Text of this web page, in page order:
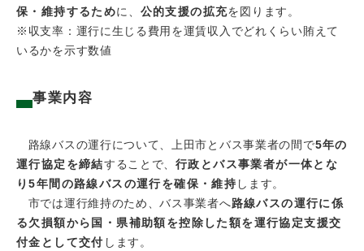
保・維持するために、 公的支援の拡充を図ります。
※収支率：運行に生じる費用を運賃収入でどれくらい賄えて
いるかを示す数値
事業内容
路線バスの運行について、上田市とバス事業者の間で5年の
運行協定を締結することで、行政とバス事業者が一体とな
り5年間の路線バスの運行を確保・維持 します。
市では運行維持のため、バス事業者へ路線バスの運行に係
る欠損額から国・県補助額を控除した額を運行協定支援交
付金として交付 します。